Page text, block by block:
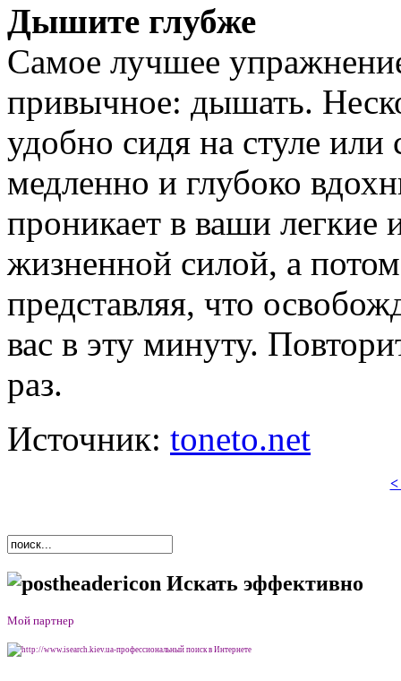
Дышите глубже
Самое лучшее
привычное: дышать.
удобно сидя на стуле
медленно и глубоко
проникает в ваши легкие
жизненной силой, а
представляя, что
вас в эту минуту.
раз.
Источник: toneto.net
Искать эффективно
Мой партнер
http://www.isearch.kiev.ua-профессиональный поиск в Интернете